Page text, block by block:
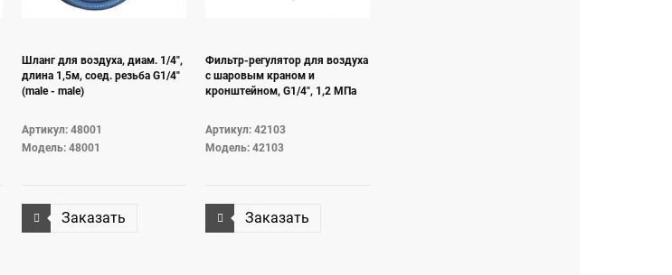
Шланг для воздуха, диам. 1/4",
длина 1,5м, соед. резьба G1/4"
(male - male)
Артикул: 48001
Модель: 48001
Заказать
Фильтр-регулятор для воздуха
с шаровым краном и
кронштейном, G1/4", 1,2 МПа
Артикул: 42103
Модель: 42103
Заказать